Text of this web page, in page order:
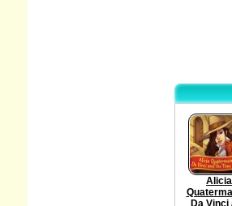
Alicia
Da Vinci